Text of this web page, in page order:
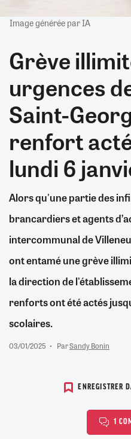
Image générée par IA
Grève
urgences
Saint-
renfort
lundi 6
Alors qu'une partie des
brancardiers et agents
intercommunal de
ont entamé une grève
la direction de
renforts ont été actés
scolaires.
03/01/2025 ParSandy Bonin
ENREGISTRER
1